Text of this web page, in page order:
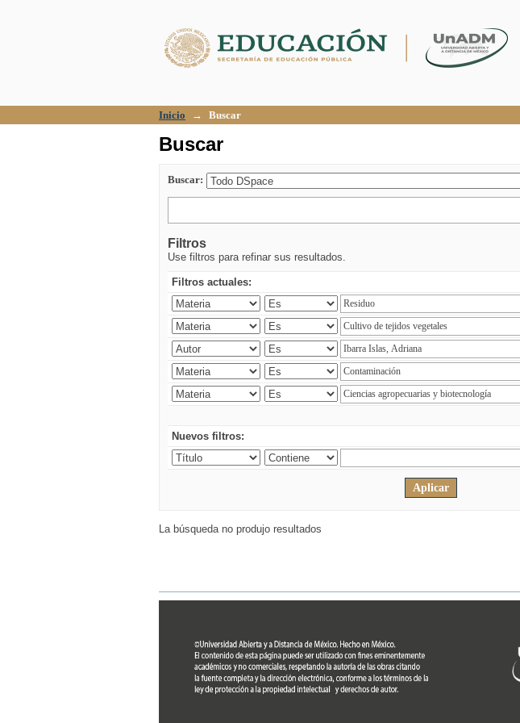
Inicio → Buscar
Buscar
Buscar:
Filtros
Use filtros para refinar sus resultados.
Filtros actuales:
Nuevos filtros:
La búsqueda no produjo resultados